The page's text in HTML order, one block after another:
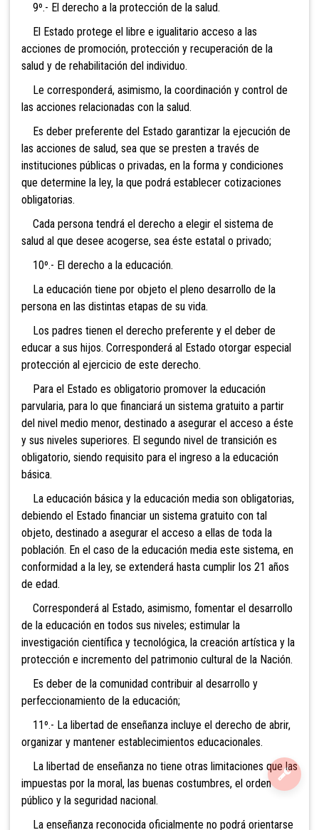
9º.- El derecho a la protección de la salud.
El Estado protege el libre e igualitario acceso a las
acciones de promoción, protección y recuperación de la
salud y de rehabilitación del individuo.
Le corresponderá, asimismo, la coordinación y control de
las acciones relacionadas con la salud.
Es deber preferente del Estado garantizar la ejecución de
las acciones de salud, sea que se presten a través de
instituciones públicas o privadas, en la forma y condiciones
que determine la ley, la que podrá establecer cotizaciones
obligatorias.
Cada persona tendrá el derecho a elegir el sistema de
salud al que desee acogerse, sea éste estatal o privado;
10º.- El derecho a la educación.
La educación tiene por objeto el pleno desarrollo de la
persona en las distintas etapas de su vida.
Los padres tienen el derecho preferente y el deber de
educar a sus hijos. Corresponderá al Estado otorgar especial
protección al ejercicio de este derecho.
Para el Estado es obligatorio promover la educación
parvularia, para lo que financiará un sistema gratuito a partir
del nivel medio menor, destinado a asegurar el acceso a éste
y sus niveles superiores. El segundo nivel de transición es
obligatorio, siendo requisito para el ingreso a la educación
básica.
La educación básica y la educación media son obligatorias,
debiendo el Estado financiar un sistema gratuito con tal
objeto, destinado a asegurar el acceso a ellas de toda la
población. En el caso de la educación media este sistema, en
conformidad a la ley, se extenderá hasta cumplir los 21 años
de edad.
Corresponderá al Estado, asimismo, fomentar el desarrollo
de la educación en todos sus niveles; estimular la
investigación científica y tecnológica, la creación artística y la
protección e incremento del patrimonio cultural de la Nación.
Es deber de la comunidad contribuir al desarrollo y
perfeccionamiento de la educación;
11º.- La libertad de enseñanza incluye el derecho de abrir,
organizar y mantener establecimientos educacionales.
La libertad de enseñanza no tiene otras limitaciones que las
impuestas por la moral, las buenas costumbres, el orden
público y la seguridad nacional.
La enseñanza reconocida oficialmente no podrá orientarse